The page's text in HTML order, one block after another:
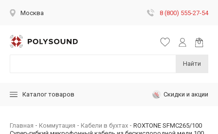
Москва 8 (800) 555-27-54
Найти
Каталог товаров Скидки и акции
Главная Коммутация Кабели в бухтах
ROXTONE SFMC265/100